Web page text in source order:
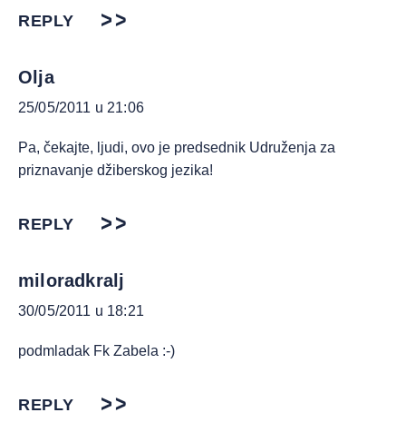
REPLY
Olja
25/05/2011 u 21:06
Pa, čekajte, ljudi, ovo je predsednik Udruženja za
priznavanje džiberskog jezika!
REPLY
miloradkralj
30/05/2011 u 18:21
podmladak Fk Zabela :-)
REPLY